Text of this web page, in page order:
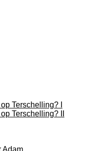
Terschelling? I
Terschelling? II
Adam